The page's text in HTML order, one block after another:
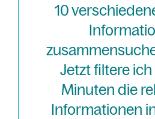
10
Jetzt filtere
Minuten die
Informationen